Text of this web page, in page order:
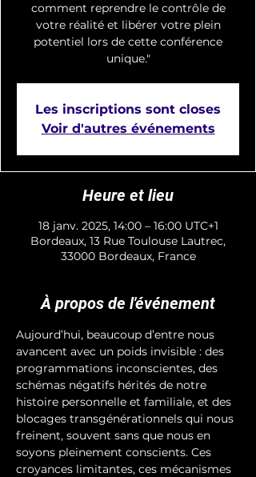
comment reprendre le contrôle de
votre réalité et libérer votre plein
potentiel lors de cette conférence
unique."
Les inscriptions sont closes
Voir d'autres événements
Heure et lieu
18 janv. 2025, 14:00 – 16:00 UTC+1
Bordeaux, 13 Rue Toulouse Lautrec,
33000 Bordeaux, France
À propos de l'événement
Aujourd’hui, beaucoup d’entre nous
avancent avec un poids invisible : des
programmations inconscientes, des
schémas négatifs hérités de notre
histoire personnelle et familiale, et des
blocages transgénérationnels qui nous
freinent, souvent sans que nous en
soyons pleinement conscients. Ces
croyances limitantes, ces mécanismes